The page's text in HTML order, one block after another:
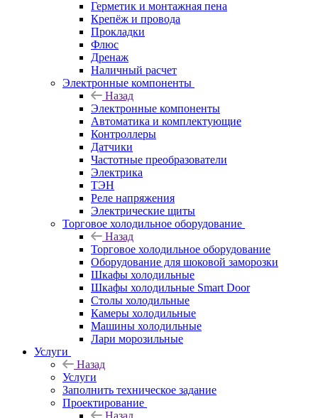
Герметик и монтажная пена
Крепёж и провода
Прокладки
Флюс
Дренаж
Наличный расчет
Электронные компоненты
Назад
Электронные компоненты
Автоматика и комплектующие
Контроллеры
Датчики
Частотные преобразователи
Электрика
ТЭН
Реле напряжения
Электрические щиты
Торговое холодильное оборудование
Назад
Торговое холодильное оборудование
Оборудование для шоковой заморозки
Шкафы холодильные
Шкафы холодильные Smart Door
Столы холодильные
Камеры холодильные
Машины холодильные
Лари морозильные
Услуги
Назад
Услуги
Заполнить техническое задание
Проектирование
Назад